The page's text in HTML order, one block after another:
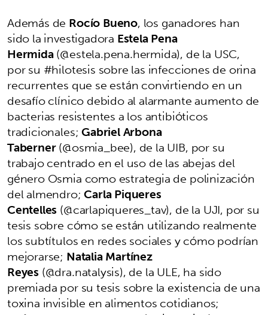
Además de Rocío Bueno, los ganadores han
sido la investigadora Estela Pena
Hermida(@estela.pena.hermida), de la USC,
por su #hilotesis sobre las infecciones de orina
recurrentes que se están convirtiendo en un
desafío clínico debido al alarmante aumento de
bacterias resistentes a los antibióticos
tradicionales;Gabriel Arbona
Taberner(@osmia_bee), de la UIB, por su
trabajo centrado en el uso de las abejas del
género Osmia como estrategia de polinización
del almendro;Carla Piqueres
Centelles (@carlapiqueres_tav), de la UJI, por su
tesis sobre cómo se están utilizando realmente
los subtítulos en redes sociales y cómo podrían
mejorarse; Natalia Martínez
Reyes (@dra.natalysis), de la ULE, ha sido
premiada por su tesis sobre la existencia de una
toxina invisible en alimentos cotidianos;